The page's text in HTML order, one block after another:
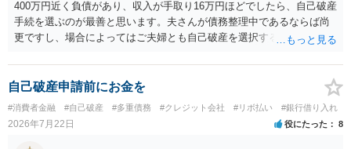
400万円近く負債があり、収入が手取り16万円ほどでしたら、自己破産
手続を選ぶのが最善と思います。夫さんが債務整理中であるならば尚
更ですし、場合によってはご夫婦とも自己破産を選択する方法もある
自己破産申請前にお金を
#消費者金融 #自己破産 #多重債務 #クレジット会社 #リボ払い #銀行借り入れ
2026年7月22日 役にたった 8